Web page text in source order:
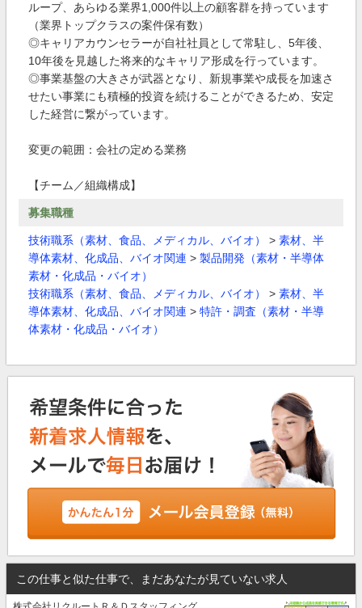
ループ、あらゆる業界1,000件以上の顧客群を持っています
（業界トップクラスの案件保有数）
◎キャリアカウンセラーが自社社員として常駐し、5年後、
10年後を見越した将来的なキャリア形成を行っています。
◎事業基盤の大きさが武器となり、新規事業や成長を加速さ
せたい事業にも積極的投資を続けることができるため、安定
した経営に繋がっています。
変更の範囲：会社の定める業務
【チーム／組織構成】
募集職種
技術職系（素材、食品、メディカル、バイオ） > 素材、半
導体素材、化成品、バイオ関連 > 製品開発（素材・半導体
素材・化成品・バイオ）
技術職系（素材、食品、メディカル、バイオ）
> 素材、半
導体素材、化成品、バイオ関連 > 特許・調査（素材・半導
体素材・化成品・バイオ）
この仕事と似た仕事で、まだあなたが見ていない求人